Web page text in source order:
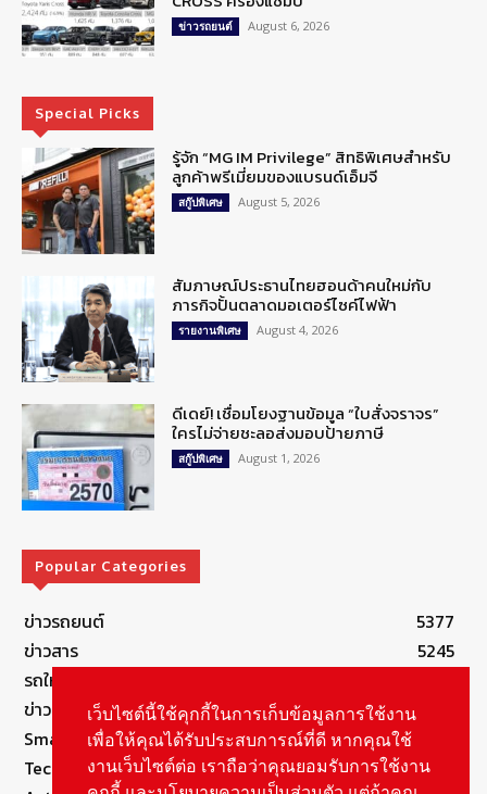
ข่าวรถยนต์ August 6, 2026
Special Picks
รู้จัก “MG IM Privilege” สิทธิพิเศษสำหรับ
ลูกค้าพรีเมี่ยมของแบรนด์เอ็มจี
สกู๊ปพิเศษ August 5, 2026
สัมภาษณ์ประธานไทยฮอนด้าคนใหม่กับ
ภารกิจปั้นตลาดมอเตอร์ไซค์ไฟฟ้า
รายงานพิเศษ August 4, 2026
ดีเดย์! เชื่อมโยงฐานข้อมูล “ใบสั่งจราจร”
ใครไม่จ่ายชะลอส่งมอบป้ายภาษี
สกู๊ปพิเศษ August 1, 2026
Popular Categories
ข่าวรถยนต์
5377
ข่าวสาร
5245
รถใหม่
ข่าวประชาสัมพันธ์
Smart Life
Technology
เว็บไซต์นี้ใช้คุกกี้ในการเก็บข้อมูลการใช้งาน
เพื่อให้คุณได้รับประสบการณ์ที่ดี หากคุณใช้
งานเว็บไซต์ต่อ เราถือว่าคุณยอมรับการใช้งาน